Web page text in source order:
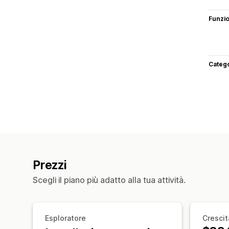
Prezzi
Scegli il piano più adatto alla tua attività.
Esploratore